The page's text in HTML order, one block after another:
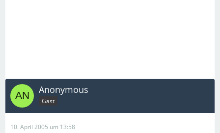
Anonymous
Gast
10. April 2005 um 13:58